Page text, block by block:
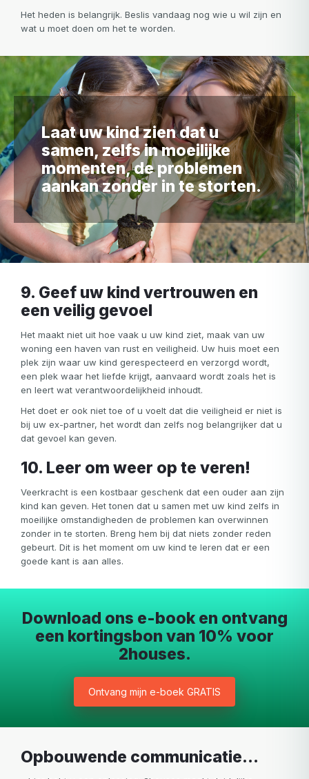
Het heden is belangrijk. Beslis vandaag nog wie u wil zijn en
wat u moet doen om het te worden.
Laat uw kind zien dat u
samen, zelfs in moeilijke
momenten, de problemen
aankan zonder in te storten.
9. Geef uw kind vertrouwen en
een veilig gevoel
Het maakt niet uit hoe vaak u uw kind ziet, maak van uw
woning een haven van rust en veiligheid. Uw huis moet een
plek zijn waar uw kind gerespecteerd en verzorgd wordt,
een plek waar het liefde krijgt, aanvaard wordt zoals het is
en leert wat verantwoordelijkheid inhoudt.
Het doet er ook niet toe of u voelt dat die veiligheid er niet is
bij uw ex-partner, het wordt dan zelfs nog belangrijker dat u
dat gevoel kan geven.
10. Leer om weer op te veren!
Veerkracht is een kostbaar geschenk dat een ouder aan zijn
kind kan geven. Het tonen dat u samen met uw kind zelfs in
moeilijke omstandigheden de problemen kan overwinnen
zonder in te storten. Breng hem bij dat niets zonder reden
gebeurt. Dit is het moment om uw kind te leren dat er een
goede kant is aan alles.
Download ons e-book en ontvang
een kortingsbon van 10% voor
2houses.
Ontvang mijn e-boek GRATIS
opbouwende communicatie…